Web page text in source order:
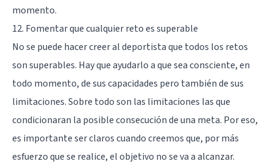
momento.
12. Fomentar que cualquier reto es superable
No se puede hacer creer al deportista que todos los retos
son superables. Hay que ayudarlo a que sea consciente, en
todo momento, de sus capacidades pero también de sus
limitaciones. Sobre todo son las limitaciones las que
condicionaran la posible consecución de una meta. Por eso,
es importante ser claros cuando creemos que, por más
esfuerzo que se realice, el objetivo no se va a alcanzar.